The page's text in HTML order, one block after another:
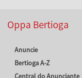
Oppa Bertioga
Anuncie
Bertioga A-Z
Central do Anunciante